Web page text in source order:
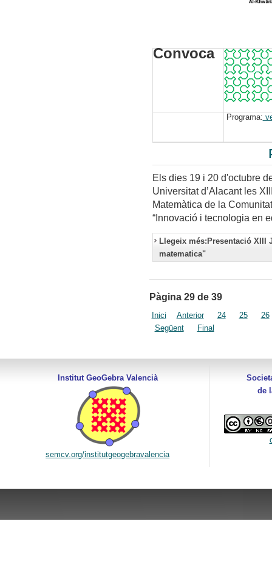
Convoca
Programa:
Els dies 19 i 20 d'octubre
Universitat d’Alacant les
Matemàtica de la
“Innovació i tecnologia en
Llegeix més:Presentació
matematica"
Pàgina 29 de 39
Inici Anterior 24 25
26
Següent
Final
Institut GeoGebra Valencià
semcv.org/institutgeogebravalencia
de